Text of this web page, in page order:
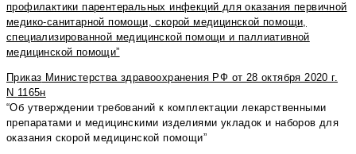
профилактики парентеральных инфекций для оказания первичной
медико-санитарной помощи, скорой медицинской помощи,
специализированной медицинской помощи и паллиативной
медицинской помощи”
Приказ Министерства здравоохранения РФ от 28 октября 2020 г.
N 1165н
“Об утверждении требований к комплектации лекарственными
препаратами и медицинскими изделиями укладок и наборов для
оказания скорой медицинской помощи”